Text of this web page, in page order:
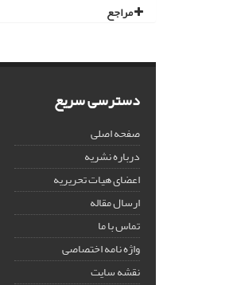
مراجع
دسترسی سریع
صفحه اصلی
درباره نشریه
اعضای هیات تحریریه
ارسال مقاله
تماس با ما
واژه نامه اختصاصی
نقشه سایت